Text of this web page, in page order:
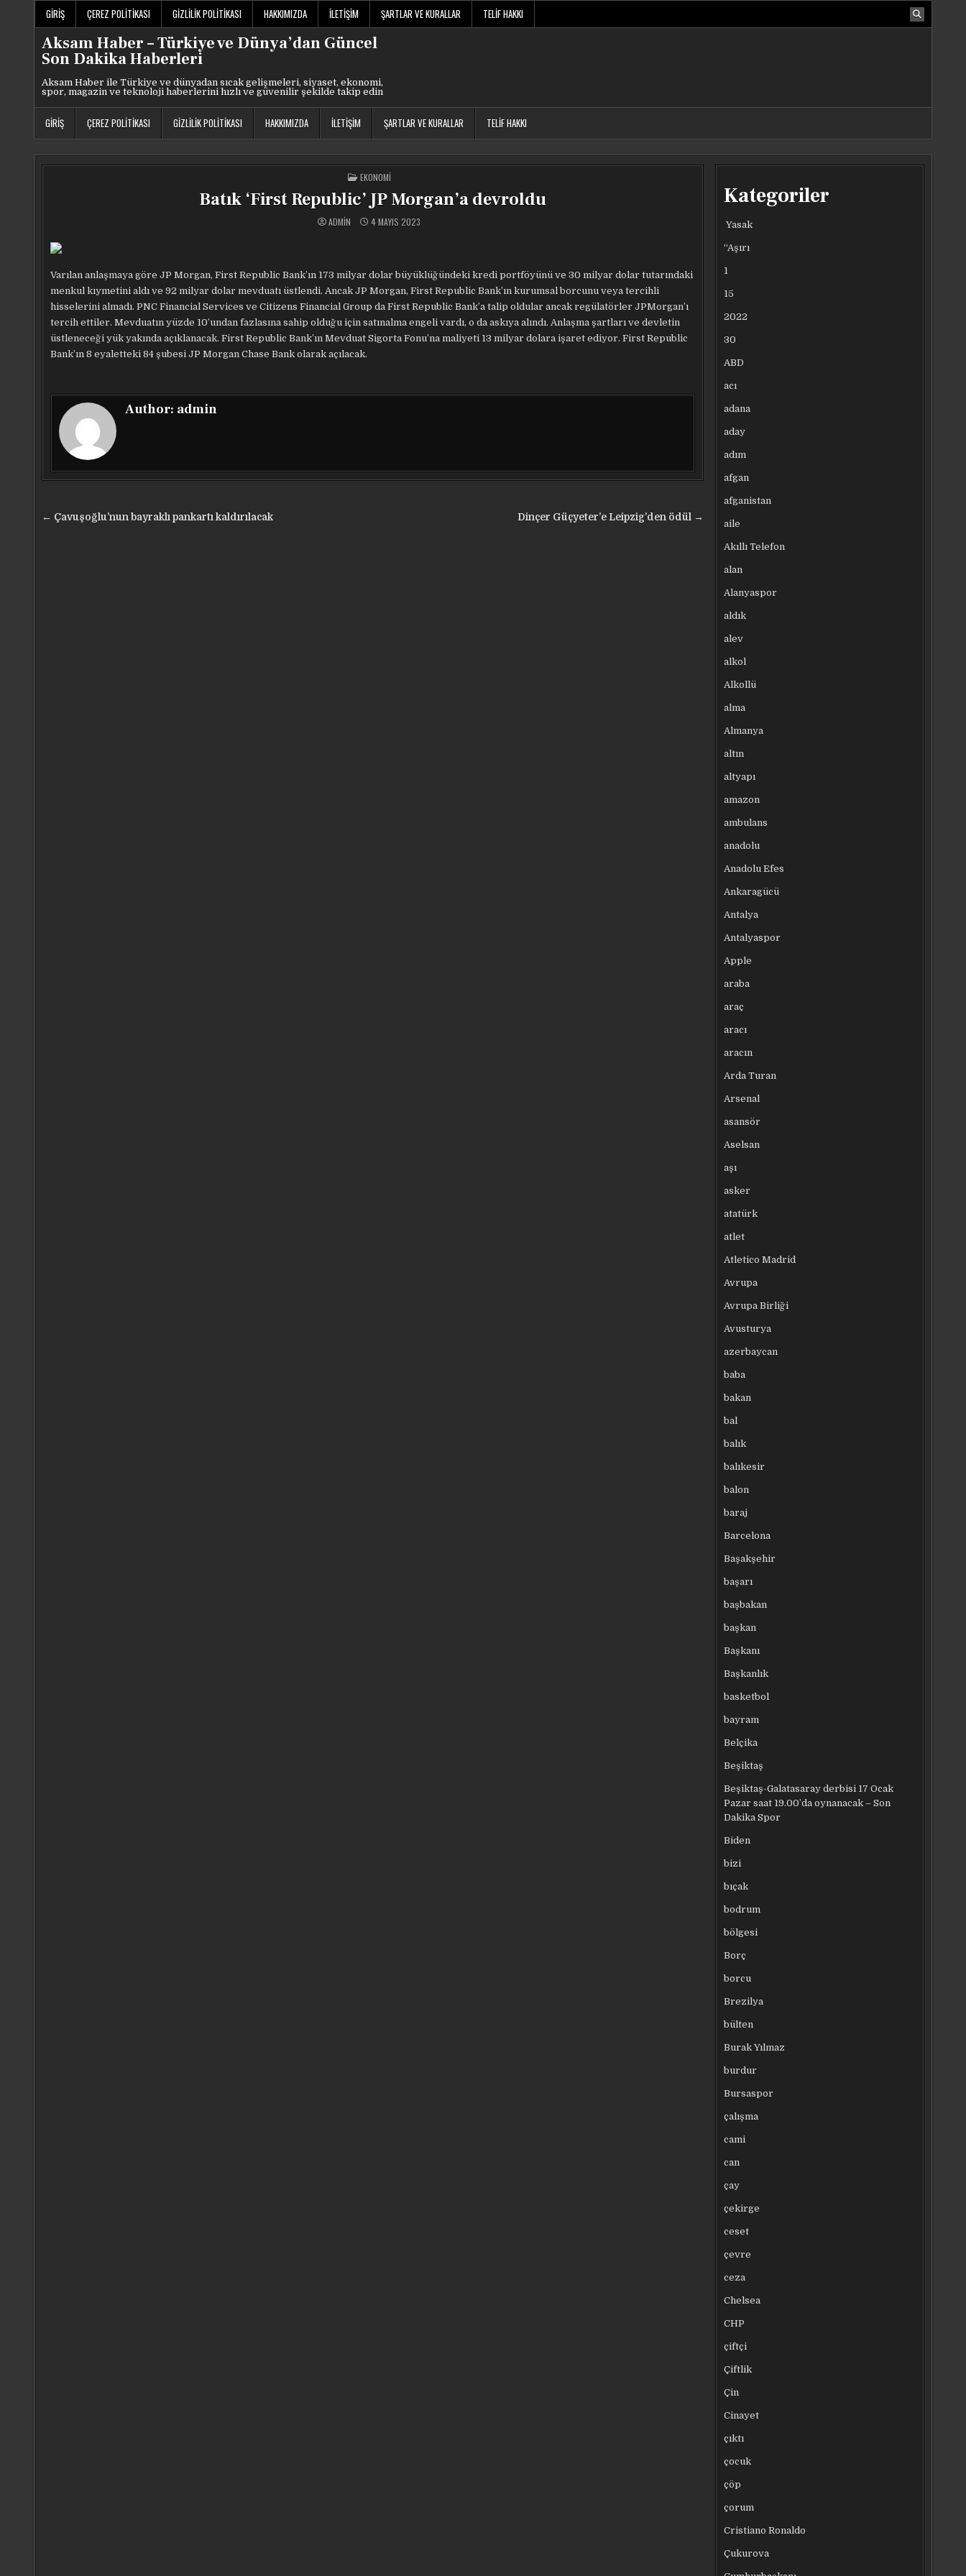
GIRIŞ ÇEREZ POLITIKASI GIZLILIK POLITIKASI HAKKIMIZDA İLETIŞIM ŞARTLAR VE KURALLAR TELIF HAKKI
Aksam Haber – Türkiye ve Dünya’dan Güncel
Son Dakika Haberleri
Aksam Haber ile Türkiye ve dünyadan sıcak gelişmeleri, siyaset, ekonomi,
spor, magazin ve teknoloji haberlerini hızlı ve güvenilir şekilde takip edin
GIRIŞ ÇEREZ POLITIKASI GIZLILIK POLITIKASI HAKKIMIZDA İLETIŞIM ŞARTLAR VE KURALLAR TELIF HAKKI
POSTED
IN
EKONOMI
Batık ‘First Republic’ JP Morgan’a devroldu
ADMIN 4 MAYIS 2023
Varılan anlaşmaya göre JP Morgan, First Republic Bank’ın 173 milyar dolar büyüklüğündeki kredi portföyünü ve 30 milyar dolar tutarındaki
menkul kıymetini aldı ve 92 milyar dolar mevduatı üstlendi. Ancak JP Morgan, First Republic Bank’ın kurumsal borcunu veya tercihli
hisselerini almadı. PNC Financial Services ve Citizens Financial Group da First Republic Bank’a talip oldular ancak regülatörler JPMorgan’ı
tercih ettiler. Mevduatın yüzde 10’undan fazlasına sahip olduğu için satınalma engeli vardı, o da askıya alındı. Anlaşma şartları ve devletin
üstleneceği yük yakında açıklanacak. First Republic Bank’ın Mevduat Sigorta Fonu’na maliyeti 13 milyar dolara işaret ediyor. First Republic
Bank’ın 8 eyaletteki 84 şubesi JP Morgan Chase Bank olarak açılacak.
Author: admin
Yazı Dinçer Güçyeter’e Leipzig’den ödül →
← Çavuşoğlu’nun bayraklı pankartı kaldırılacak
Kategoriler
Yasak
“Aşırı
1
15
2022
30
ABD
acı
adana
aday
adım
afgan
afganistan
aile
Akıllı Telefon
alan
Alanyaspor
aldık
alev
alkol
Alkollü
alma
Almanya
altın
altyapı
amazon
ambulans
anadolu
Anadolu Efes
Ankaragücü
Antalya
Antalyaspor
Apple
araba
araç
aracı
aracın
Arda Turan
Arsenal
asansör
Aselsan
aşı
asker
atatürk
atlet
Atletico Madrid
Avrupa
Avrupa Birliği
Avusturya
azerbaycan
baba
bakan
bal
balık
balıkesir
balon
baraj
Barcelona
Başakşehir
başarı
başbakan
başkan
Başkanı
Başkanlık
basketbol
bayram
Belçika
Beşiktaş
Beşiktaş-Galatasaray derbisi 17 Ocak
Pazar saat 19.00’da oynanacak – Son
Dakika Spor
Biden
bizi
bıçak
bodrum
bölgesi
Borç
borcu
Brezilya
bülten
Burak Yılmaz
burdur
Bursaspor
çalışma
cami
can
çay
çekirge
ceset
çevre
ceza
Chelsea
CHP
çiftçi
Çiftlik
Çin
Cinayet
çıktı
çocuk
çöp
çorum
Cristiano Ronaldo
Çukurova